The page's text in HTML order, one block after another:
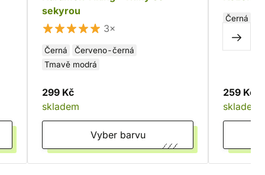
sekyrou
3×
Černá
Červeno-černá
Tmavě modrá
299 Kč
skladem
Vyber barvu
Černá
259 Kč
skladem